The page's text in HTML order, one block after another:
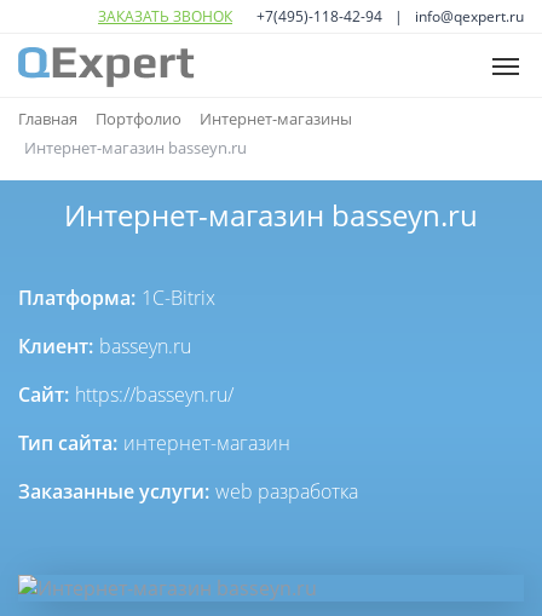
ЗАКАЗАТЬ ЗВОНОК +7(495)-118-42-94 info@qexpert.ru
ГЛАВНАЯ
Open
menu
ПОРТФОЛИО
Open
Главная Портфолио
Интернет-магазины
Интернет-магазин basseyn.ru
Интернет-магазин basseyn.ru
Платформа: 1C-Bitrix
Клиент: basseyn.ru
Сайт: https://basseyn.ru/
Тип сайта: интернет-магазин
Заказанные услуги: web разработка